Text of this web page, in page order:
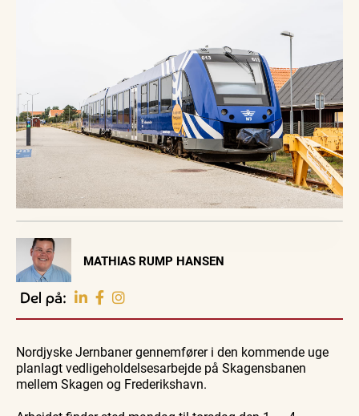
Visit Vendsyssel
EVENTKALENDER
Oplev events i
Vendsyssel
natur og lokale events.
Se events
Guidede ture
- når
gravstenene
fortæl...
fra
søsiden
med
10.
fra
søsiden
10.
MATHIAS RUMP HANSEN
Del på:
Nordjyske Jernbaner gennemfører i den kommende uge
planlagt vedligeholdelsesarbejde på Skagensbanen
mellem Skagen og Frederikshavn.